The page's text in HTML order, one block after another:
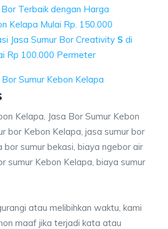
Terbaik dengan Harga
Kelapa Mulai Rp. 150.000
Jasa Sumur Bor Creativity S di
Rp 100.000 Permeter
Bor Sumur Kebon Kelapa
Kelapa, Jasa Bor Sumur Kebon
bor Kebon Kelapa, jasa sumur bor
bor sumur bekasi, biaya ngebor air
sumur Kebon Kelapa, biaya sumur
atau melibihkan waktu, kami
maaf jika terjadi kata atau